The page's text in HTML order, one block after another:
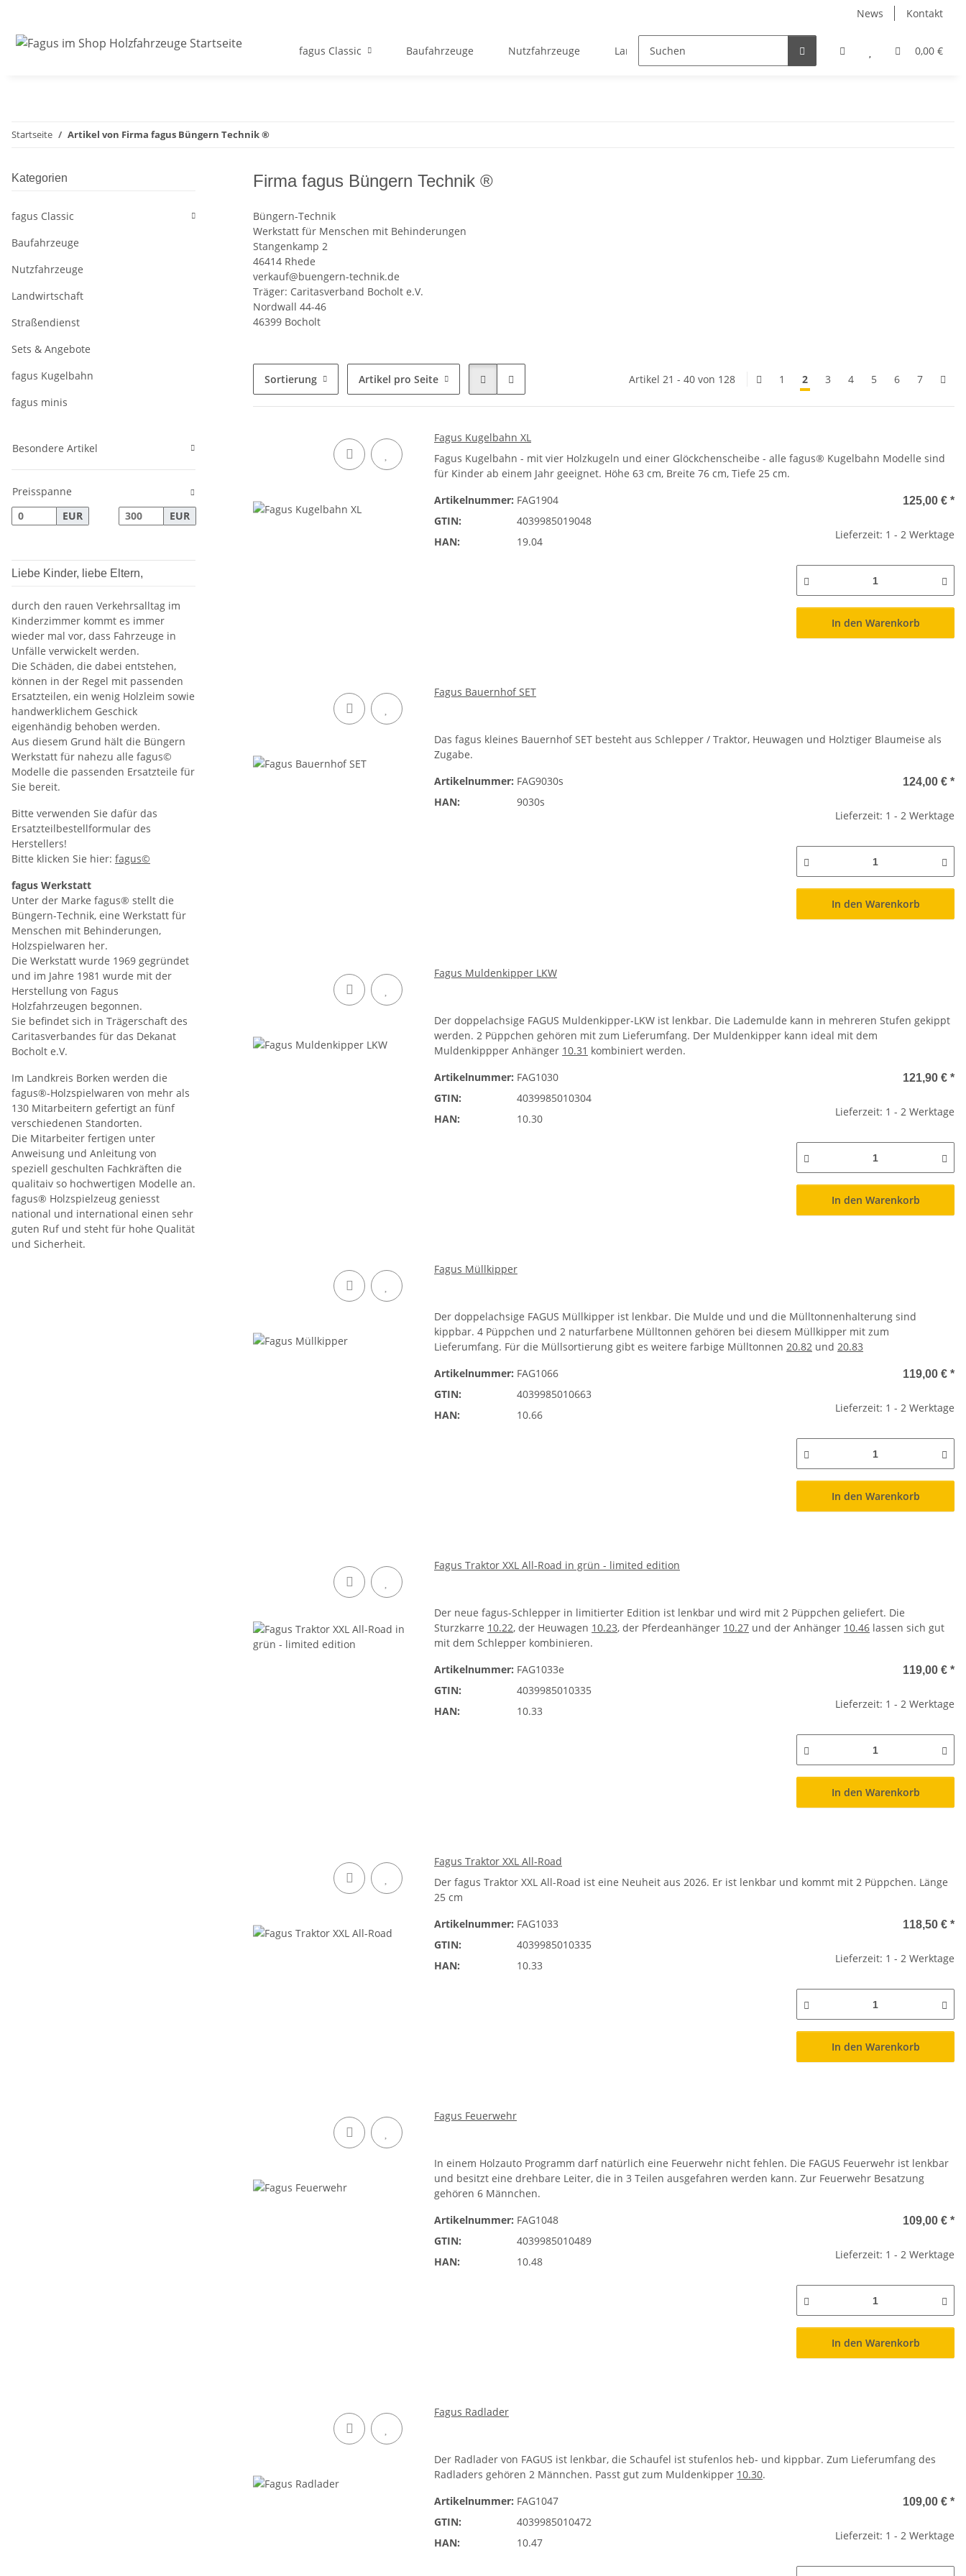
News Kontakt
0,00 €
fagus Classic Baufahrzeuge Nutzfahrzeuge Landwirtschaft Sets & Angebote
Startseite Artikel von Firma fagus Büngern Technik ®
Firma fagus Büngern Technik ®
Büngern-Technik
Werkstatt für Menschen mit Behinderungen
Stangenkamp 2
46414 Rhede
verkauf@buengern-technik.de
Träger: Caritasverband Bocholt e.V.
Nordwall 44-46
46399 Bocholt
Sortierung Artikel pro Seite Artikel 21 - 40 von 128 1 2 3 4 5 6 7
Fagus Kugelbahn XL
Fagus Kugelbahn - mit vier Holzkugeln und einer Glöckchenscheibe - alle fagus® Kugelbahn Modelle sind
für Kinder ab einem Jahr geeignet. Höhe 63 cm, Breite 76 cm, Tiefe 25 cm.
Artikelnummer: FAG1904
GTIN:
4039985019048
HAN:
19.04
125,00 € *
Lieferzeit: 1 - 2 Werktage
In den Warenkorb
Fagus Bauernhof SET
Das fagus kleines Bauernhof SET besteht aus Schlepper / Traktor, Heuwagen und Holztiger Blaumeise als
Zugabe.
Artikelnummer: FAG9030s
HAN:
9030s
124,00 € *
Lieferzeit: 1 - 2 Werktage
In den Warenkorb
Fagus Muldenkipper LKW
Der doppelachsige FAGUS Muldenkipper-LKW ist lenkbar. Die Lademulde kann in mehreren Stufen gekippt
werden. 2 Püppchen gehören mit zum Lieferumfang. Der Muldenkipper kann ideal mit dem
Muldenkippper Anhänger 10.31 kombiniert werden.
Artikelnummer: FAG1030
GTIN:
4039985010304
HAN:
10.30
121,90 € *
Lieferzeit: 1 - 2 Werktage
In den Warenkorb
Fagus Müllkipper
Der doppelachsige FAGUS Müllkipper ist lenkbar. Die Mulde und und die Mülltonnenhalterung sind
kippbar. 4 Püppchen und 2 naturfarbene Mülltonnen gehören bei diesem Müllkipper mit zum
Lieferumfang. Für die Müllsortierung gibt es weitere farbige Mülltonnen 20.82 und 20.83
Artikelnummer: FAG1066
GTIN:
4039985010663
HAN:
10.66
119,00 € *
Lieferzeit: 1 - 2 Werktage
In den Warenkorb
Fagus Traktor XXL All-Road in grün - limited edition
Der neue fagus-Schlepper in limitierter Edition ist lenkbar und wird mit 2 Püppchen geliefert. Die
Sturzkarre 10.22, der Heuwagen 10.23, der Pferdeanhänger 10.27 und der Anhänger 10.46 lassen sich gut
mit dem Schlepper kombinieren.
Artikelnummer: FAG1033e
GTIN:
4039985010335
HAN:
10.33
119,00 € *
Lieferzeit: 1 - 2 Werktage
In den Warenkorb
Fagus Traktor XXL All-Road
Der fagus Traktor XXL All-Road ist eine Neuheit aus 2026. Er ist lenkbar und kommt mit 2 Püppchen. Länge
25 cm
Artikelnummer: FAG1033
GTIN:
4039985010335
HAN:
10.33
118,50 € *
Lieferzeit: 1 - 2 Werktage
In den Warenkorb
Fagus Feuerwehr
In einem Holzauto Programm darf natürlich eine Feuerwehr nicht fehlen. Die FAGUS Feuerwehr ist lenkbar
und besitzt eine drehbare Leiter, die in 3 Teilen ausgefahren werden kann. Zur Feuerwehr Besatzung
gehören 6 Männchen.
Artikelnummer: FAG1048
GTIN:
4039985010489
HAN:
10.48
109,00 € *
Lieferzeit: 1 - 2 Werktage
In den Warenkorb
Fagus Radlader
Der Radlader von FAGUS ist lenkbar, die Schaufel ist stufenlos heb- und kippbar. Zum Lieferumfang des
Radladers gehören 2 Männchen. Passt gut zum Muldenkipper 10.30.
Artikelnummer: FAG1047
GTIN:
4039985010472
HAN:
10.47
109,00 € *
Lieferzeit: 1 - 2 Werktage
Kategorien
fagus Classic
Baufahrzeuge
Nutzfahrzeuge
Landwirtschaft
Straßendienst
Sets & Angebote
fagus Kugelbahn
fagus minis
Besondere Artikel
Preisspanne
EUR
EUR
Liebe Kinder, liebe Eltern,
durch den rauen Verkehrsalltag im
Kinderzimmer kommt es immer
wieder mal vor, dass Fahrzeuge in
Unfälle verwickelt werden.
Die Schäden, die dabei entstehen,
können in der Regel mit passenden
Ersatzteilen, ein wenig Holzleim sowie
handwerklichem Geschick
eigenhändig behoben werden.
Aus diesem Grund hält die Büngern
Werkstatt für nahezu alle fagus©
Modelle die passenden Ersatzteile für
Sie bereit.
Bitte verwenden Sie dafür das
Ersatzteilbestellformular des
Herstellers!
Bitte klicken Sie hier: fagus©
fagus Werkstatt
Unter der Marke fagus® stellt die
Büngern-Technik, eine Werkstatt für
Menschen mit Behinderungen,
Holzspielwaren her.
Die Werkstatt wurde 1969 gegründet
und im Jahre 1981 wurde mit der
Herstellung von Fagus
Holzfahrzeugen begonnen.
Sie befindet sich in Trägerschaft des
Caritasverbandes für das Dekanat
Bocholt e.V.
Im Landkreis Borken werden die
fagus®-Holzspielwaren von mehr als
130 Mitarbeitern gefertigt an fünf
verschiedenen Standorten.
Die Mitarbeiter fertigen unter
Anweisung und Anleitung von
speziell geschulten Fachkräften die
qualitaiv so hochwertigen Modelle an.
fagus® Holzspielzeug geniesst
national und international einen sehr
guten Ruf und steht für hohe Qualität
und Sicherheit.